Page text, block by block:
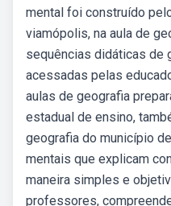
mental foi construído
viamópolis, na aula de
sequências didáticas de
acessadas pelas
aulas de geografia
estadual de ensino,
geografia do município
mentais que explicam
maneira simples e
professores,